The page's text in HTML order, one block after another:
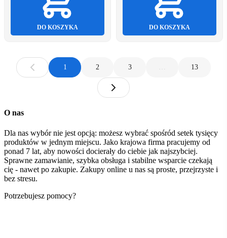
DO KOSZYKA DO KOSZYKA
1 2 3 … 13
O nas
Dla nas wybór nie jest opcją: możesz wybrać spośród setek tysięcy
produktów w jednym miejscu. Jako krajowa firma pracujemy od
ponad 7 lat, aby nowości docierały do ciebie jak najszybciej.
Sprawne zamawianie, szybka obsługa i stabilne wsparcie czekają
cię - nawet po zakupie. Zakupy online u nas są proste, przejrzyste i
bez stresu.
Potrzebujesz pomocy?